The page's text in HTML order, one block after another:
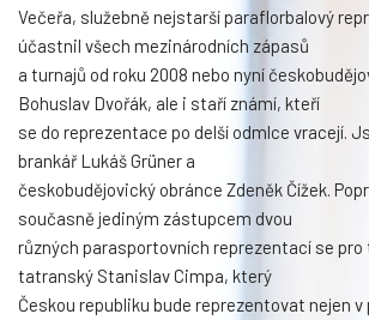
Večeřa, služebně nejstarší paraflorbalový
účastnil všech mezinárodních zápasů
a turnajů od roku 2008 nebo nyní
Bohuslav Dvořák, ale i staří známí, kteří
se do reprezentace po delší odmlce vracejí.
brankář Lukáš Grüner a
českobudějovický obránce Zdeněk Čížek.
současně jediným zástupcem dvou
různých parasportovních reprezentací se
tatranský Stanislav Cimpa, který
Českou republiku bude reprezentovat nejen